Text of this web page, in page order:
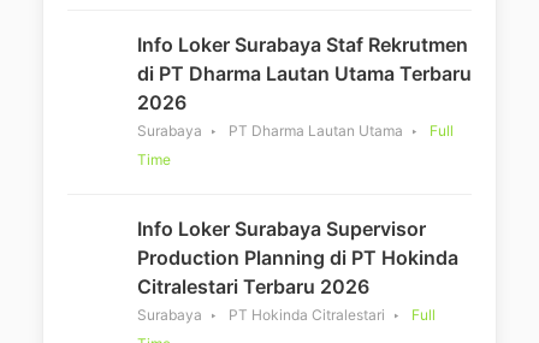
Info Loker Surabaya Staf Rekrutmen
di PT Dharma Lautan Utama Terbaru
2026
Surabaya PT Dharma Lautan Utama
Full
Time
Info Loker Surabaya Supervisor
Production Planning di PT Hokinda
Citralestari Terbaru 2026
Surabaya PT Hokinda Citralestari
Full